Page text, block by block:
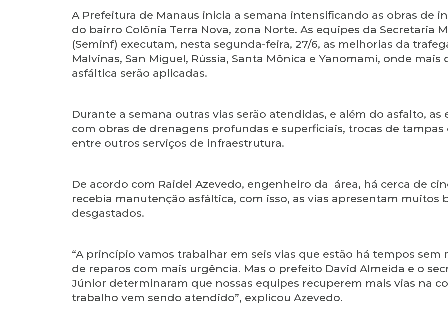
A Prefeitura de Manaus inicia a semana intensificando as obras de
do bairro Colônia Terra Nova, zona Norte. As equipes da Secretaria
(Seminf) executam, nesta segunda-feira, 27/6, as melhorias da
Malvinas, San Miguel, Rússia, Santa Mônica e Yanomami, onde
asfáltica serão aplicadas.
Durante a semana outras vias serão atendidas, e além do asfalto,
com obras de drenagens profundas e superficiais, trocas de
entre outros serviços de infraestrutura.
De acordo com Raidel Azevedo, engenheiro da área, há cerca de
recebia manutenção asfáltica, com isso, as vias apresentam muitos
desgastados.
“A princípio vamos trabalhar em seis vias que estão há tempos
de reparos com mais urgência. Mas o prefeito David Almeida e o
Júnior determinaram que nossas equipes recuperem mais vias na
trabalho vem sendo atendido”, explicou Azevedo.